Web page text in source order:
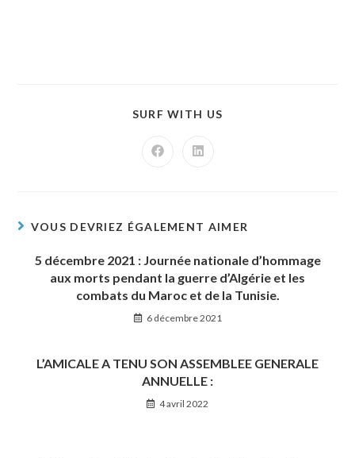
SURF WITH US
VOUS DEVRIEZ ÉGALEMENT AIMER
5 décembre 2021 : Journée nationale d’hommage
aux morts pendant la guerre d’Algérie et les
combats du Maroc et de la Tunisie.
6 décembre 2021
L’AMICALE A TENU SON ASSEMBLEE GENERALE
ANNUELLE :
4 avril 2022